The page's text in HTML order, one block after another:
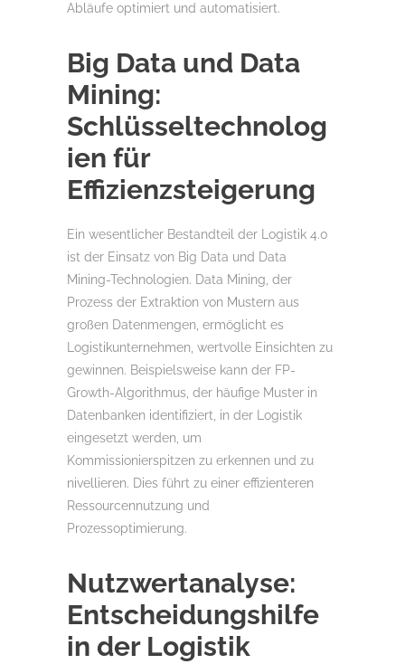
Abläufe optimiert und automatisiert.
Big Data und Data
Mining:
Schlüsseltechnolog
ien für
Effizienzsteigerung
Ein wesentlicher Bestandteil der Logistik 4.0
ist der Einsatz von Big Data und Data
Mining-Technologien. Data Mining, der
Prozess der Extraktion von Mustern aus
großen Datenmengen, ermöglicht es
Logistikunternehmen, wertvolle Einsichten zu
gewinnen. Beispielsweise kann der FP-
Growth-Algorithmus, der häufige Muster in
Datenbanken identifiziert, in der Logistik
eingesetzt werden, um
Kommissionierspitzen zu erkennen und zu
nivellieren. Dies führt zu einer effizienteren
Ressourcennutzung und
Prozessoptimierung.
Nutzwertanalyse:
Entscheidungshilfe
in der Logistik